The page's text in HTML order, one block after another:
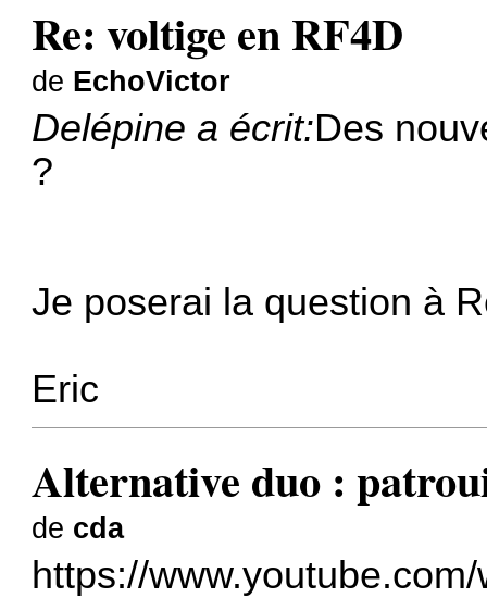
Re: voltige en RF4D
de EchoVictor
Delépine a écrit:Des
?
Je poserai la question à
Eric
Alternative duo :
de cda
https://